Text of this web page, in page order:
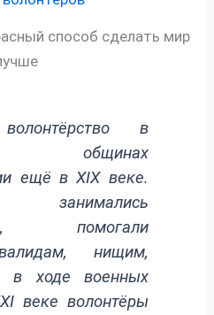
способ сделать мир
в
общинах
ещё в XIX веке.
занимались
помогали
нищим,
в ходе военных
веке волонтёры